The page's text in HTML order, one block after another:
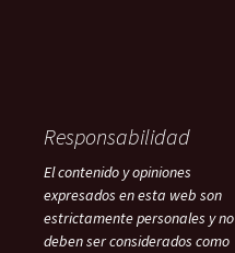
Responsabilidad
El contenido y opiniones
expresados en esta web son
estrictamente personales y no
deben ser considerados como